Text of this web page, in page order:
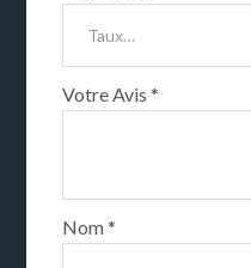
Votre Avis*
Nom*